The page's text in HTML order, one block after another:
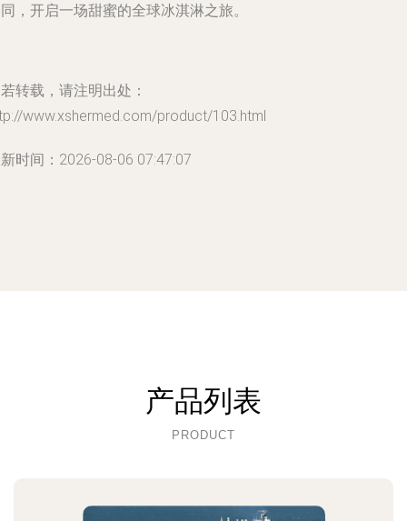
，开启一场甜蜜的全球冰淇淋之旅。
转载，请注明出处：
www.xshermed.com/product/103.html
时间：2026-08-06 07:47:07
产品列表
PRODUCT